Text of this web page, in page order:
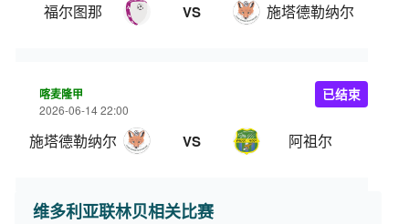
福尔图那 VS 施塔德勒纳尔
喀麦隆甲
2026-06-14 22:00
施塔德勒纳尔 VS 阿祖尔
已结束
维多利亚联林贝相关比赛